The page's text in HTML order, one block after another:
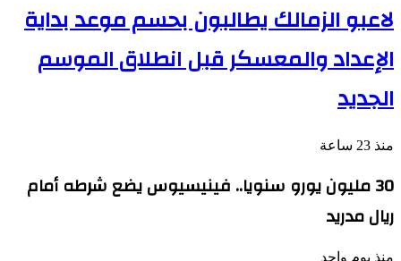
لاعبو الزمالك يطالبون بحسم موعد بداية
الإعداد والمعسكر قبل انطلاق الموسم
الجديد
منذ 23 ساعة
30 مليون يورو سنويا.. فينيسيوس يضع شرطه أمام
ريال مدريد
منذ يوم واحد